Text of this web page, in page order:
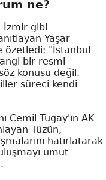
ne?
İzmir gibi
Yaşar
özetledi: "İstanbul
bir resmi
konusu değil.
süreci kendi
Cemil Tugay'ın AK
Tüzün,
hatırlatarak
umut